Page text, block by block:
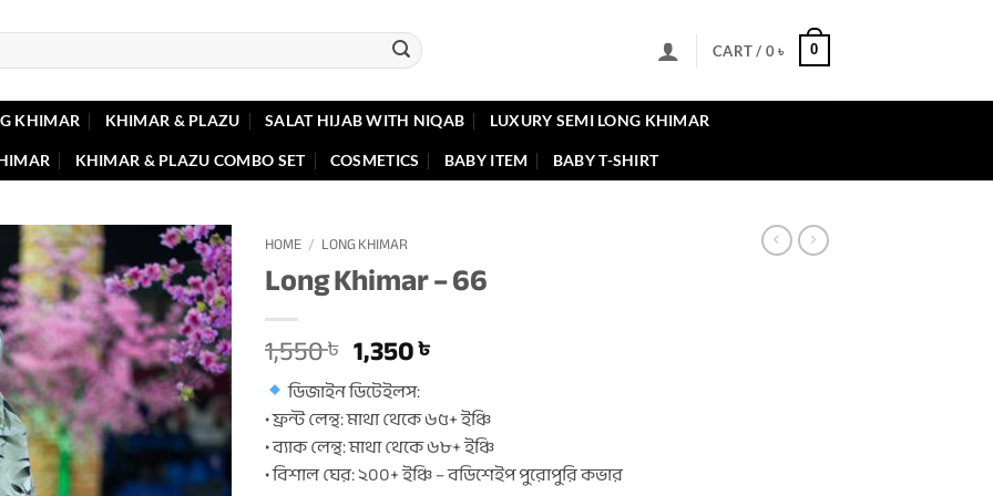
CART / 0৳ 0
KHIMAR KHIMAR & PLAZU SALAT HIJAB WITH NIQAB LUXURY SEMI LONG KHIMAR
KHIMAR & PLAZU COMBO SET COSMETICS BABY ITEM BABY T-SHIRT
HOME / LONG KHIMAR
Long Khimar – 66
1,550৳ Original
price
was:
1,550 ৳ .
1,350৳
is:
1,350 ৳ .
ডিজাইন ডিটেইলস:
• ফ্রন্ট লেন্থ: মাথা থেকে ৬৫+ ইঞ্চি
• ব্যাক লেন্থ: মাথা থেকে ৬৮+ ইঞ্চি
• বিশাল ঘের: ২০০+ ইঞ্চি – বডিশেইপ পুরোপুরি কভার